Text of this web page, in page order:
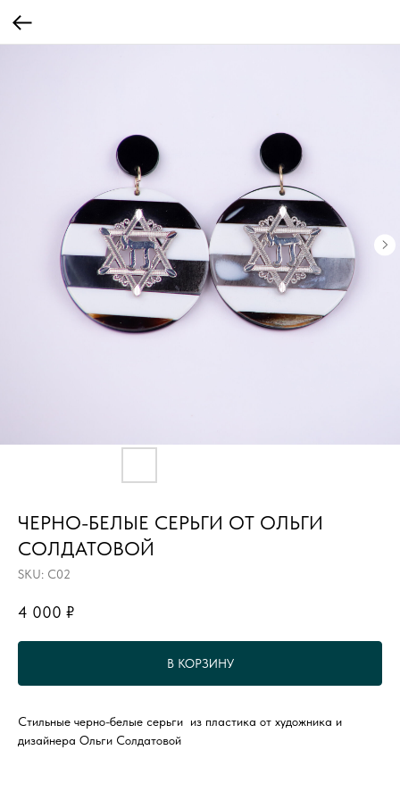
ЧЕРНО-БЕЛЫЕ СЕРЬГИ ОТ ОЛЬГИ
СОЛДАТОВОЙ
SKU: С02
4 000 ₽
В КОРЗИНУ
Стильные черно-белые серьги из пластика от художника и
дизайнера Ольги Солдатовой